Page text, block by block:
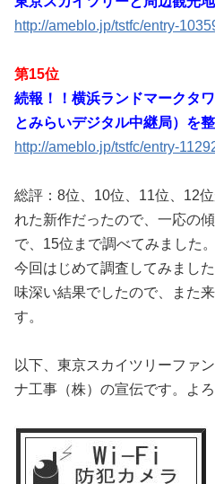
http://ameblo.jp/tstfc/entry-
第15位
続報！！横浜ランドマークタ
とみらいデジタル中継局）を
http://ameblo.jp/tstfc/entry-
総評：8位、10位、11位、12
れた新作だったので、一応の
で、15位まで調べてみました。
今回はじめて調査してみまし
味深い結果でしたので、また
す。
以下、東京スカイツリーファ
ナ工事（株）の宣伝です。よ